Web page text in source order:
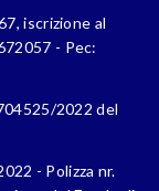
iscrizione al
- Pec:
2022 del
- Polizza nr.